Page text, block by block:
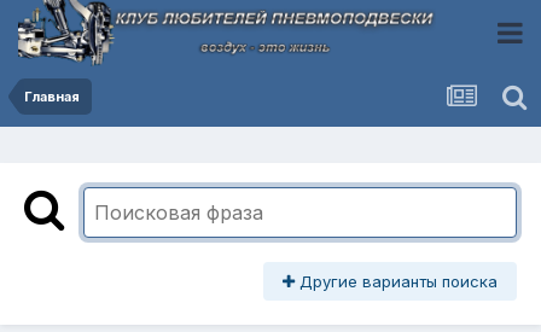
Главная
Другие варианты поиска